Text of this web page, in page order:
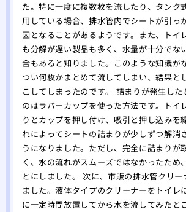
た。特に一度に複数枚を流したり、タンク
用している場合、排水管内でシートが引っ
因となることがあるようです。また、トイ
も分解が遅い製品も多く、水量が十分でな
合もあると知りました。このような知識が
つい何枚かまとめて流してしまい、結果と
こしてしまったのです。 詰まりが発生し
のはラバーカップを使った方法です。トイ
りとカップを押し付け、吸引と押し込みを
れによってシートの詰まりが少しずつ解消
うになりました。ただし、完全に詰まりが
く、水の流れがスムーズではなかったため
とにしました。 次に、市販の排水管クリ
ました。液体タイプのクリーナーをトイレ
に一定時間放置してから水を流してみたと